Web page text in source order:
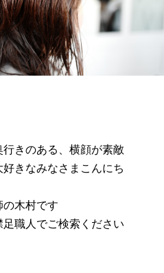
きのある、横顔が素敵
きなみなさまこんにち
の木村です
職人でご検索ください